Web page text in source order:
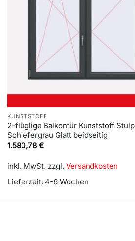
KUNSTSTOFF
2-flüglige Balkontür Kunststoff Stulp
Schiefergrau Glatt beidseitig
1.580,78 €
inkl. MwSt. zzgl. Versandkosten
Lieferzeit: 4-6 Wochen